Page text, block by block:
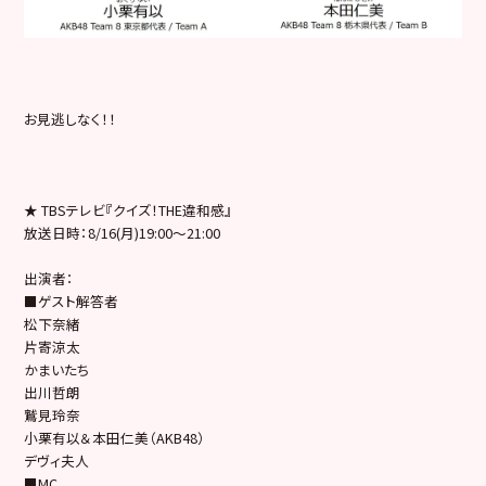
お見逃しなく！！
★ TBSテレビ『クイズ！THE違和感』
放送日時：8/16(月)19:00〜21:00
出演者：
■ゲスト解答者
松下奈緒
片寄涼太
かまいたち
出川哲朗
鷲見玲奈
小栗有以＆本田仁美（AKB48）
デヴィ夫人